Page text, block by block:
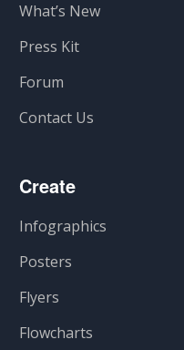
What’s New
Press Kit
Forum
Contact Us
Create
Infographics
Posters
Flyers
Flowcharts